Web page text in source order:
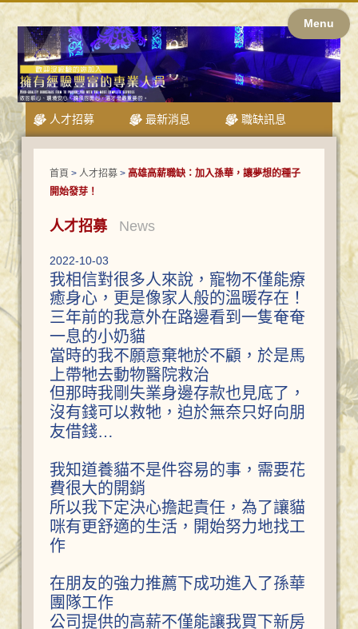
Menu
人才招募 最新消息 職缺訊息
首頁 > 人才招募 >高雄高薪職缺：加入孫華，讓夢想的種子
開始發芽！
人才招募 News
2022-10-03
我相信對很多人來說，寵物不僅能療
癒身心，更是像家人般的溫暖存在！
三年前的我意外在路邊看到一隻奄奄
一息的小奶貓
當時的我不願意棄牠於不顧，於是馬
上帶牠去動物醫院救治
但那時我剛失業身邊存款也見底了，
沒有錢可以救牠，迫於無奈只好向朋
友借錢…
我知道養貓不是件容易的事，需要花
費很大的開銷
所以我下定決心擔起責任，為了讓貓
咪有更舒適的生活，開始努力地找工
作
在朋友的強力推薦下成功進入了孫華
團隊工作
公司提供的高薪不僅能讓我買下新房